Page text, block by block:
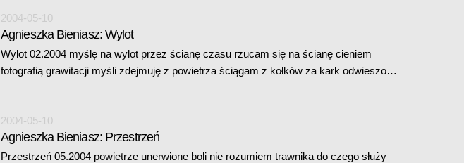
2004-05-10
Agnieszka Bieniasz: Wylot
Wylot 02.2004 myślę na wylot przez ścianę czasu rzucam się na ścianę cieniem
fotografią grawitacji myśli zdejmuję z powietrza ściągam z kołków za kark odwieszo…
2004-05-10
Agnieszka Bieniasz: Przestrzeń
Przestrzeń 05.2004 powietrze unerwione boli nie rozumiem trawnika do czego służy